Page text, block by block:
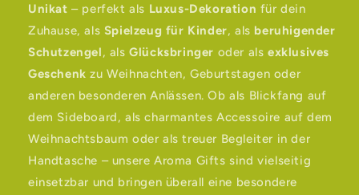
Unikat – perfekt als Luxus-Dekoration für dein
Zuhause, als Spielzeug für Kinder, als beruhigender
Schutzengel, als Glücksbringer oder als exklusives
Geschenk zu Weihnachten, Geburtstagen oder
anderen besonderen Anlässen. Ob als Blickfang auf
dem Sideboard, als charmantes Accessoire auf dem
Weihnachtsbaum oder als treuer Begleiter in der
Handtasche – unsere Aroma Gifts sind vielseitig
einsetzbar und bringen überall eine besondere